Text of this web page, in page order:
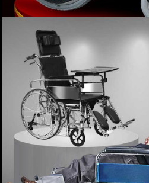
Xe lăn điện phục hồi chức
JRWD301 TM005
Giá: 9,900,000 VND